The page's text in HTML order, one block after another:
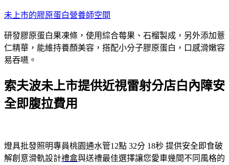
跳
主
要
內
未上市的膠原蛋白營養師空間
研發膠原蛋白果凍條，使用綜合莓果、石榴製成，另外添加薏
仁精華，能維持養顏美容，搭配小分子膠原蛋白，口感滑嫩容
易吞嚥。
索夫波未上市提供近視雷射分店白內障安
全即腹拉費用
燈具批發照明專員桃園通水管12點 32分 18秒 提供安全即食破
解創意滑軌設計禮盒與送禮最佳選擇讓您愛車幾間不同風格的